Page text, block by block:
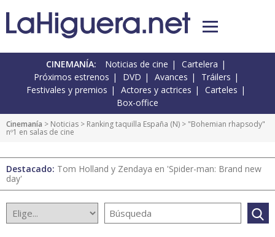
CINEMANÍA: Noticias de cine
Cartelera
Próximos estrenos
DVD Avances
Tráilers
Festivales y premios
Actores y actrices
Carteles
Box-office
Cinemanía > Noticias > Ranking taquilla España (N) > "Bohemian rhapsody"
nº1 en salas de cine
Destacado: Tom Holland y Zendaya en 'Spider-man: Brand new
day'